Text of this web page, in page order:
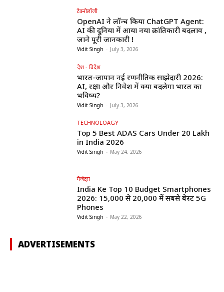
टेक्नोलॉजी
OpenAI ने लॉन्च किया ChatGPT Agent:
AI की दुनिया में आया नया क्रांतिकारी बदलाव ,
जाने पूरी जानकारी !
Vidit Singh - July 3, 2026
देश - विदेश
भारत-जापान नई रणनीतिक साझेदारी 2026:
AI, रक्षा और निवेश में क्या बदलेगा भारत का
भविष्य?
Vidit Singh - July 3, 2026
TECHNOLOAGY
Top 5 Best ADAS Cars Under ₹20 Lakh
in India 2026
Vidit Singh - May 24, 2026
गैजेट्स
India Ke Top 10 Budget Smartphones
2026: ₹15,000 से ₹20,000 में सबसे बेस्ट 5G
Phones
Vidit Singh - May 22, 2026
ADVERTISEMENTS